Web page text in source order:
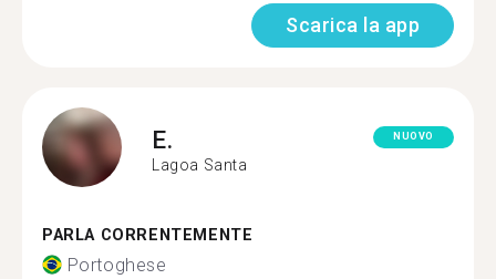
Scarica la app
E.
Lagoa Santa
NUOVO
PARLA CORRENTEMENTE
Portoghese